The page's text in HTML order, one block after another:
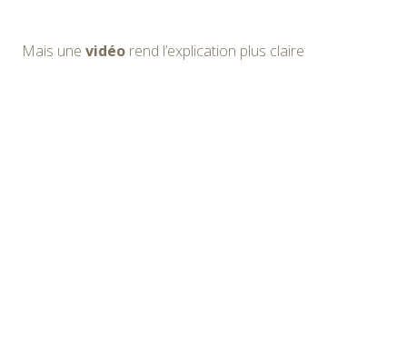
Mais une vidéo rend l’explication plus claire